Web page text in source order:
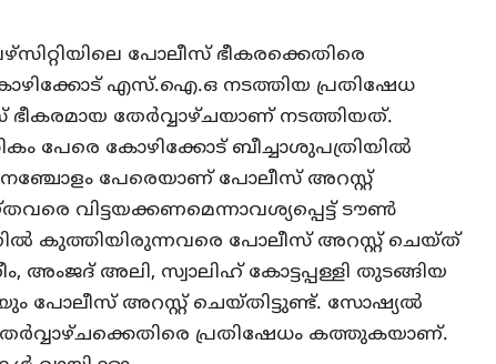
പോലീസ് ഭീകരക്കെതിരെ
എസ്.ഐ.ഒ നടത്തിയ പ്രതിഷേധ
ഭീകരമായ തേര്‍വ്വാഴ്ചയാണ് നടത്തിയത്.
പേരെ കോഴിക്കോട് ബീച്ചാശുപത്രിയില്‍
പേരെയാണ് പോലീസ് അറസ്റ്റ്
വിട്ടയക്കണമെന്നാവശ്യപ്പെട്ട് ടൗണ്‍
കുത്തിയിരുന്നവരെ പോലീസ് അറസ്റ്റ് ചെയ്ത്
അംജദ് അലി, സ്വാലിഹ് കോട്ടപ്പള്ളി തുടങ്ങിയ
പോലീസ് അറസ്റ്റ് ചെയ്തിട്ടുണ്ട്. സോഷ്യല്‍
പ്രതിഷേധം കത്തുകയാണ്.